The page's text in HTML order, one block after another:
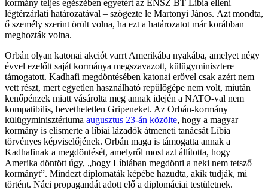
kormány teljes egészében egyetért az ENSZ BT Líbia elleni
légtérzárlati határozatával – szögezte le Martonyi János. Azt mondta,
ő személy szerint örült volna, ha ezt a határozatot már korábban
meghozták volna.
Orbán olyan katonai akciót varrt Amerikába nyakába, amelyet négy
évvel ezelőtt saját kormánya megszavazott, külügyminisztere
támogatott. Kadhafi megdöntésében katonai erővel csak azért nem
vett részt, mert egyetlen használható repülőgépe nem volt, miután
kenőpénzek miatt vásárolta meg annak idején a NATO-val nem
kompatibilis, bevethetetlen Gripeneket. Az Orbán-kormány
külügyminisztériuma augusztus 23-án közölte, hogy a magyar
kormány is elismerte a líbiai lázadók átmeneti tanácsát Líbia
törvényes képviselőjének. Orbán maga is támogatta annak a
Kadhafinak a megdöntését, amelyről most azt állította, hogy
Amerika döntött úgy, „hogy Líbiában megdönti a neki nem tetsző
kormányt”. Mindezt diplomaták képébe hazudta, akik tudják, mi
történt. Náci propagandát adott elő a diplomáciai testületnek.